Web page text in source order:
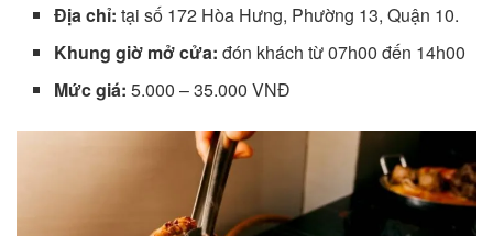
Địa chỉ:tại số 172 Hòa Hưng, Phường 13, Quận 10.
Khung giờ mở cửa:đón khách từ 07h00 đến 14h00
Mức giá:5.000 – 35.000 VNĐ